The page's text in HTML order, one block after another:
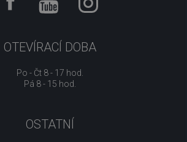
OTEVÍRACÍ DOBA
Po - Čt 8 - 17 hod.
Pá 8 - 15 hod.
OSTATNÍ